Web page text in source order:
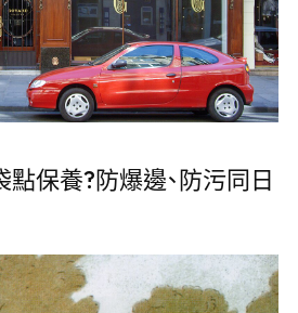
保養?防爆邊、防污同日